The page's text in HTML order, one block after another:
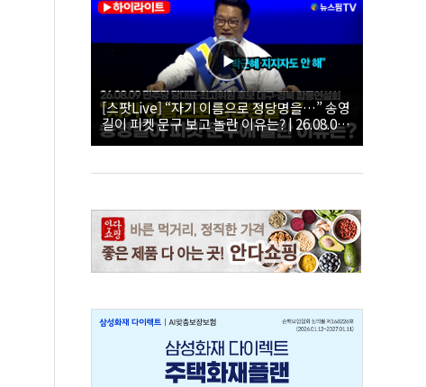
[스팟Live] “자기 이름으로 정당명을…” 송영
길이 피켓 문구 보고 놀란 이유는? | 26.08.09
더불어민주당 당대표·최고위원 후보 대구·경